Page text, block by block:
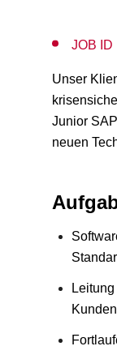
JOB
Unser
Junior
neuen